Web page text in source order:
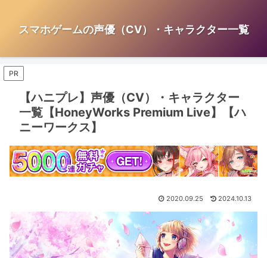
スマホゲームの声優（CV）・キャラクター一覧
PR
【ハニプレ】声優（CV）・キャラクター
一覧【HoneyWorks Premium Live】【ハ
ニーワークス】
2020.09.25 2024.10.13